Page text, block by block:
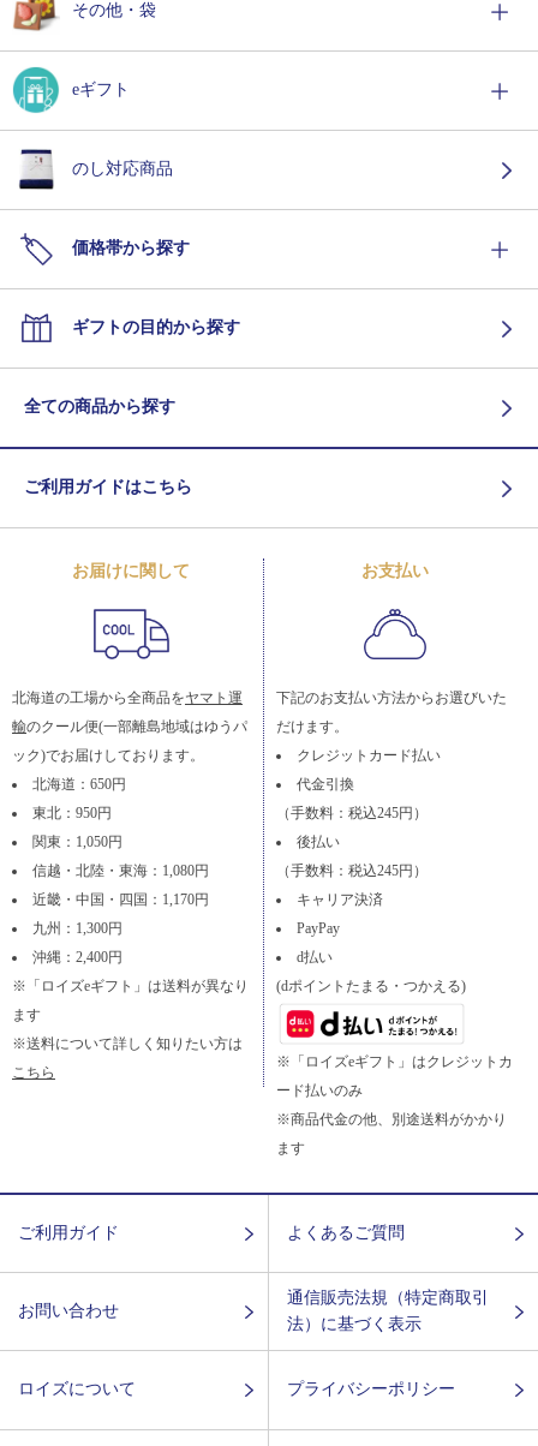
その他・袋
eギフト
のし対応商品
価格帯から探す
ギフトの目的から探す
全ての商品から探す
ご利用ガイドはこちら
お届けに関して
北海道の工場から全商品をヤマト運
輸のクール便(一部離島地域はゆうパ
ック)でお届けしております。
北海道：650円
東北：950円
関東：1,050円
信越・北陸・東海：1,080円
近畿・中国・四国：1,170円
九州：1,300円
沖縄：2,400円
※「ロイズeギフト」は送料が異なり
ます
※送料について詳しく知りたい方は
こちら
お支払い
下記のお支払い方法からお選びいた
だけます。
クレジットカード払い
代金引換
（手数料：税込245円）
後払い
（手数料：税込245円）
キャリア決済
PayPay
d払い
(dポイントたまる・つかえる)
※「ロイズeギフト」はクレジットカ
ード払いのみ
※商品代金の他、別途送料がかかり
ます
ご利用ガイド よくあるご質問
お問い合わせ
通信販売法規（特定商取引
法）に基づく表示
ロイズについて プライバシーポリシー